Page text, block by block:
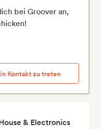
bei Groover an,
Kontakt zu treten
& Electronics